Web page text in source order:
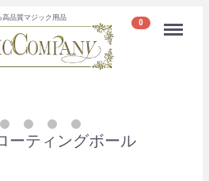
高品質マジック用品
0 Menu
ーティングボール